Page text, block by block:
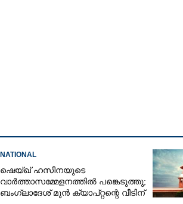
NATIONAL
ഷെയ്ഖ് ഹസീനയുടെ
വാർത്താസമ്മേളനത്തിൽ പങ്കെടുത്തു;
ബംഗ്ലാദേശ് മുൻ ക്യാപ്റ്റന്റെ വീടിന്